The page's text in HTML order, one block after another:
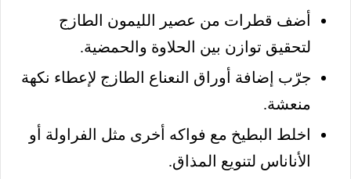
أضف قطرات من عصير الليمون الطازج
لتحقيق توازن بين الحلاوة والحمضية.
جرّب إضافة أوراق النعناع الطازج لإعطاء نكهة
منعشة.
اخلط البطيخ مع فواكه أخرى مثل الفراولة أو
الأناناس لتنويع المذاق.